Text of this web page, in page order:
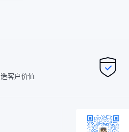
客户价值